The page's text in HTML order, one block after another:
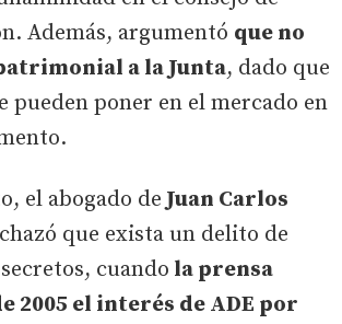
Además, argumentó que no
a la Junta, dado que
pueden poner en el mercado en
el abogado de Juan Carlos
que exista un delito de
cuando la prensa
2005 el interés de ADE por